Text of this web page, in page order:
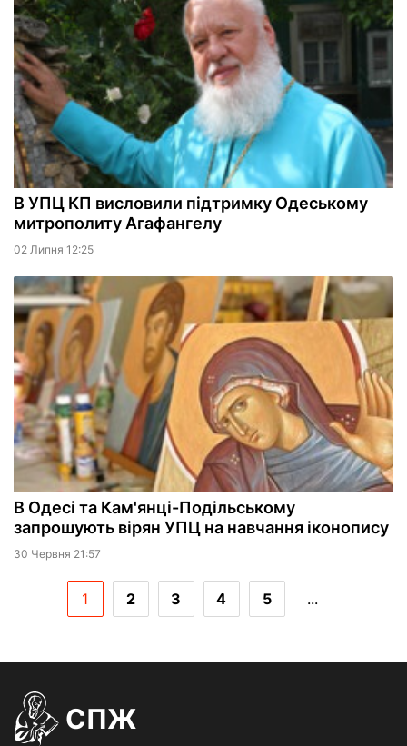
В УПЦ КП висловили підтримку Одеському
митрополиту Агафангелу
02 Липня 12:25
В Одесі та Кам'янці-Подільському
запрошують вірян УПЦ на навчання іконопису
30 Червня 21:57
1 2 3 4 5 ...
СПЖ